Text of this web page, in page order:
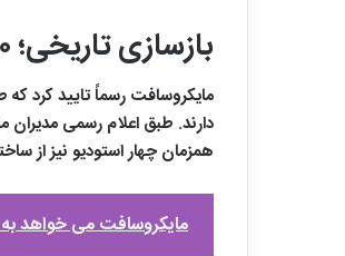
بازسازی تاریخی؛ ۳۲۰۰ نفر از Xbox جدا می‌شوند
همزمان چهار استودیو نیز از
مایکروسافت می خواهد به